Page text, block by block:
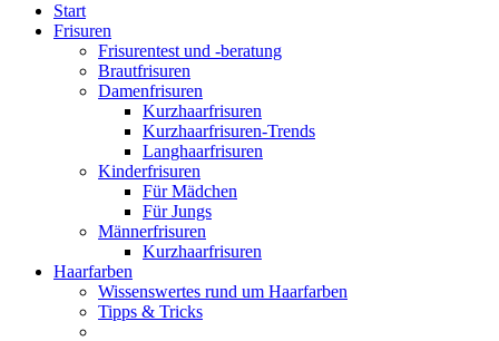
Start
Frisuren
Frisurentest und -beratung
Brautfrisuren
Damenfrisuren
Kurzhaarfrisuren
Kurzhaarfrisuren-Trends
Langhaarfrisuren
Kinderfrisuren
Für Mädchen
Für Jungs
Männerfrisuren
Kurzhaarfrisuren
Haarfarben
Wissenswertes rund um Haarfarben
Tipps & Tricks